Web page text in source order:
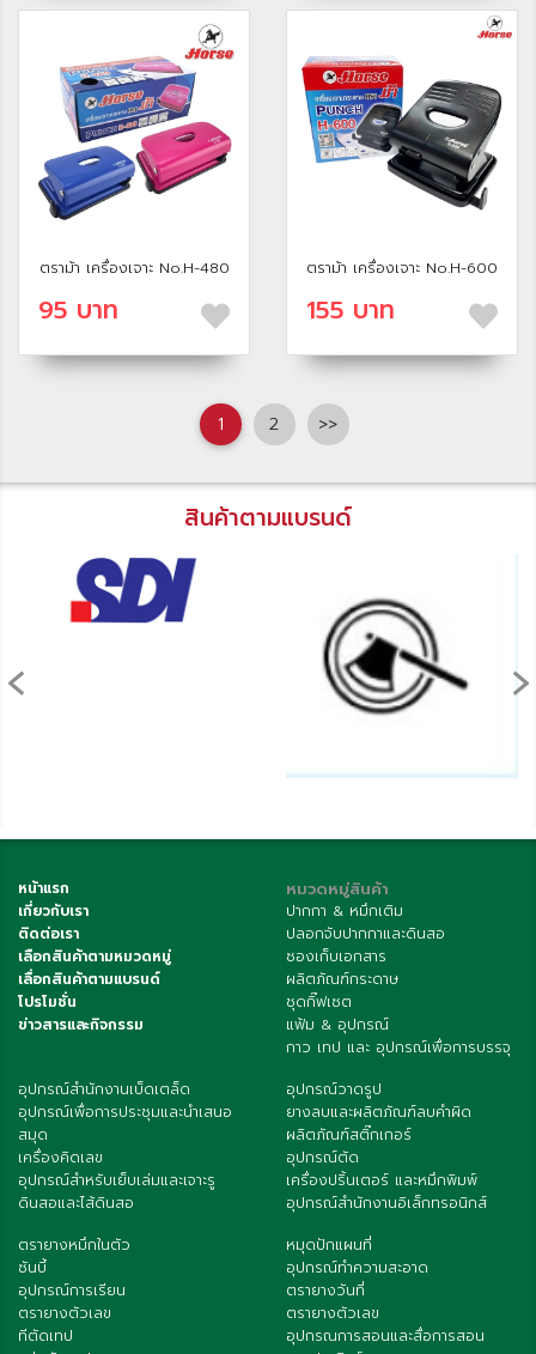
ตราม้า เครื่องเจาะ No.H-480
95 บาท
ตราม้า เครื่องเจาะ No.H-600
155 บาท
1 2 >>
สินค้าตามแบรนด์
‹ ›
หน้าแรก
เกี่ยวกับเรา
ติดต่อเรา
เลือกสินค้าตามหมวดหมู่
เลื่อกสินค้าตามแบรนด์
โปรโมชั่น
ข่าวสารและกิจกรรม
หมวดหมู่สินค้า
ปากกา & หมึกเติม
ปลอกจับปากกาและดินสอ
ซองเก็บเอกสาร
ผลิตภัณฑ์กระดาษ
ชุดกิ๊ฟเซต
แฟ้ม & อุปกรณ์
กาว เทป และ อุปกรณ์เพื่อการบรรจุ
อุปกรณ์สำนักงานเบ็ดเตล็ด
อุปกรณ์เพื่อการประชุมและนำเสนอ
สมุด
เครื่องคิดเลข
อุปกรณ์สำหรับเย็บเล่มและเจาะรู
ดินสอและไส้ดินสอ
อุปกรณ์วาดรูป
ยางลบและผลิตภัณฑ์ลบคำผิด
ผลิตภัณฑ์สติ๊กเกอร์
อุปกรณ์ตัด
เครื่องปริ้นเตอร์ และหมึกพิมพ์
อุปกรณ์สำนักงานอิเล็กทรอนิกส์
ตรายางหมึกในตัว
ซันบี้
อุปกรณ์การเรียน
ตรายางตัวเลข
ทีตัดเทป
หมุดปักแผนที่
อุปกรณ์ทำความสะอาด
ตรายางวันที่
ตรายางตัวเลข
อุปกรณการสอนและสื่อการสอน